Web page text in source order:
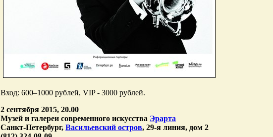
Вход: 600–1000 рублей, VIP - 3000 рублей.
2 сентября 2015, 20.00
Музей и галереи современного искусства Эрарта
Санкт-Петербург, Васильевский остров, 29-я линия, дом 2